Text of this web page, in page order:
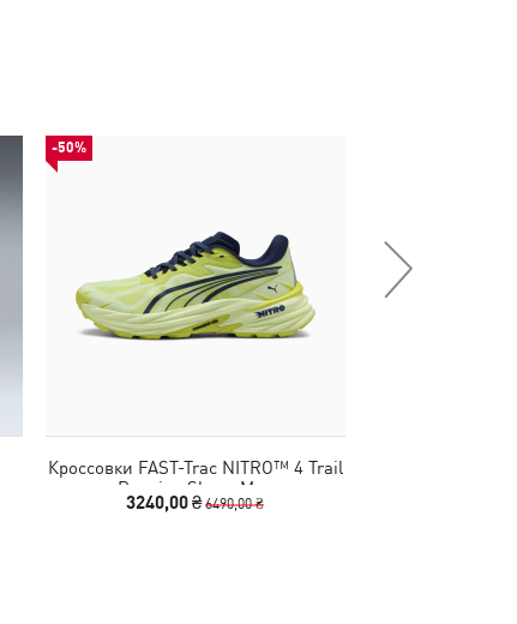
-50%
Кроссовки FAST-Trac NITRO™ 4 Trail
Running Shoes Men
3240,00 ₴6490,00 ₴